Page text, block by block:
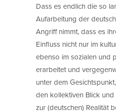
Dass es endlich die so
Aufarbeitung der
Angriff nimmt, dass es
Einfluss nicht nur im
ebenso im sozialen und
erarbeitet und
unter dem
den kollektiven Blick
zur (deutschen) Realität